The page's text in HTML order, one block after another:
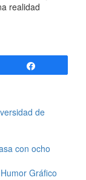
realidad
de
con ocho
Gráfico